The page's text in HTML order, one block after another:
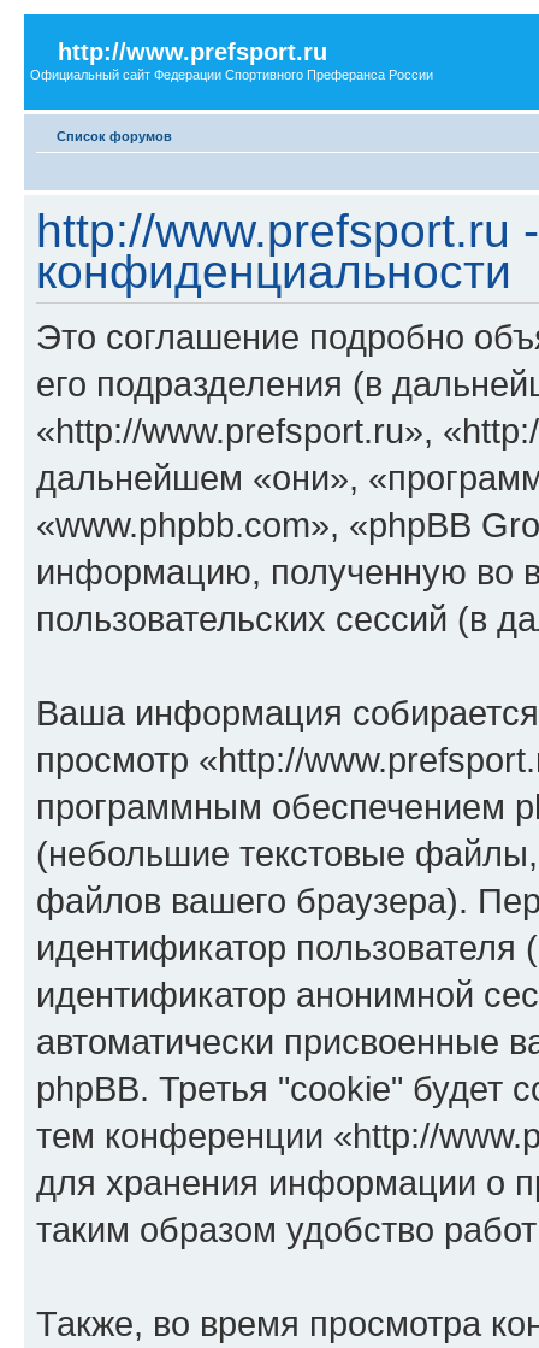
http://www.prefsport.ru
Официальный сайт Федерации Спортивного Преферанса России
Список форумов
http://www.prefsport.ru
конфиденциальности
Это соглашение подробно
его подразделения (в
«http://www.prefsport.ru»,
дальнейшем «они»,
«www.phpbb.com», «phpBB
информацию, полученную во
пользовательских сессий (в
Ваша информация
просмотр «http://
программным обеспечением
(небольшие текстовые
файлов вашего браузера).
идентификатор
идентификатор анонимной
автоматически присвоенные
phpBB. Третья "cookie" будет
тем конференции «http://
для хранения информации о
таким образом удобство
Также, во время просмотра